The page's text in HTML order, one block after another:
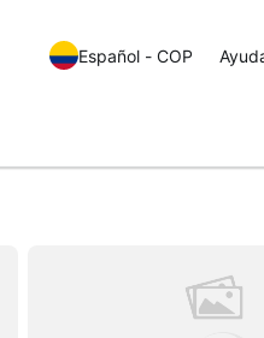
Español - COP